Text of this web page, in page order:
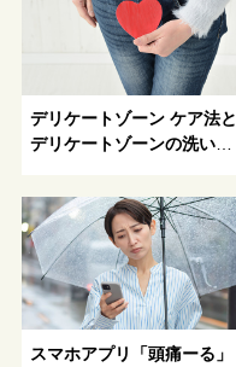
デリケートゾーン ケア法と
デリケートゾーンの洗い方
スマホアプリ「頭痛ーる」